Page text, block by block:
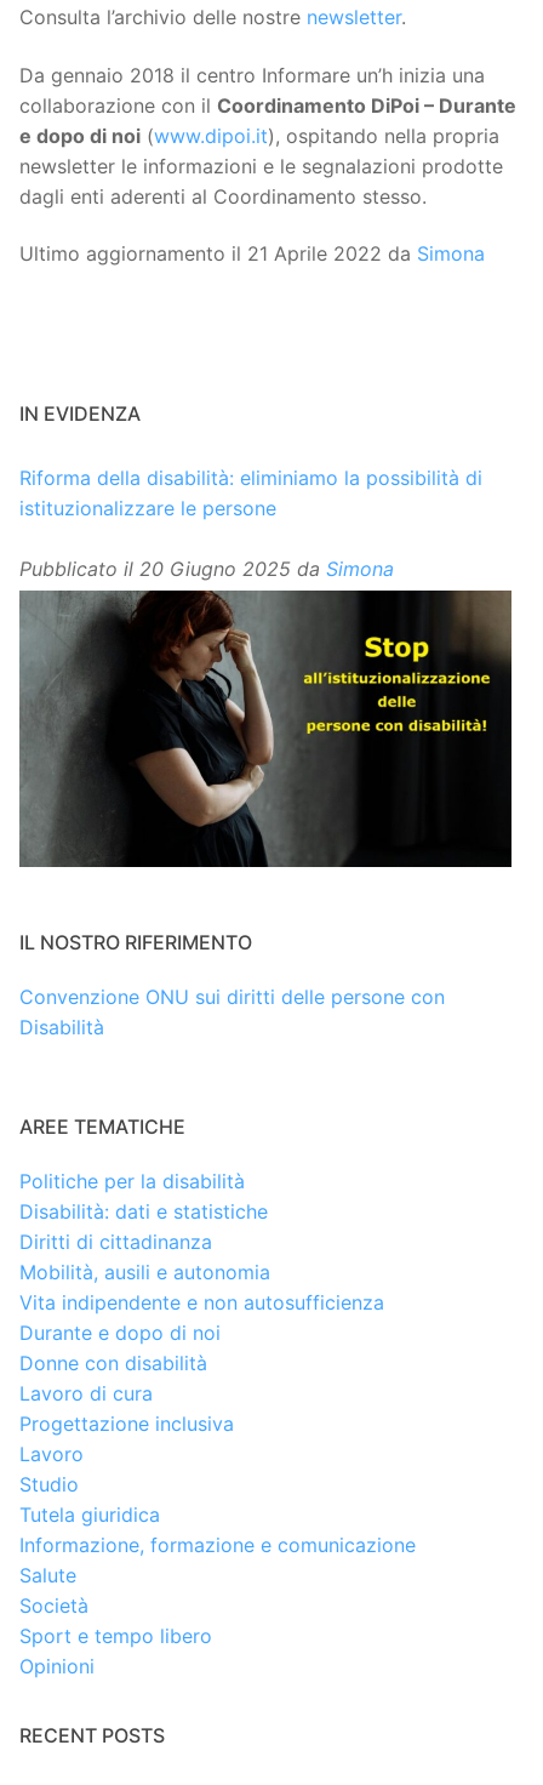
Consulta l’archivio delle nostre newsletter.
Da gennaio 2018 il centro Informare un’h inizia una
collaborazione con il Coordinamento DiPoi – Durante
e dopo di noi (www.dipoi.it), ospitando nella propria
newsletter le informazioni e le segnalazioni prodotte
dagli enti aderenti al Coordinamento stesso.
Ultimo aggiornamento il 21 Aprile 2022 da Simona
IN EVIDENZA
Riforma della disabilità: eliminiamo la possibilità di
istituzionalizzare le persone
Pubblicato il 20 Giugno 2025 da Simona
IL NOSTRO RIFERIMENTO
Convenzione ONU sui diritti delle persone con
Disabilità
AREE TEMATICHE
Politiche per la disabilità
Disabilità: dati e statistiche
Diritti di cittadinanza
Mobilità, ausili e autonomia
Vita indipendente e non autosufficienza
Durante e dopo di noi
Donne con disabilità
Lavoro di cura
Progettazione inclusiva
Lavoro
Studio
Tutela giuridica
Informazione, formazione e comunicazione
Salute
Società
Sport e tempo libero
Opinioni
RECENT POSTS